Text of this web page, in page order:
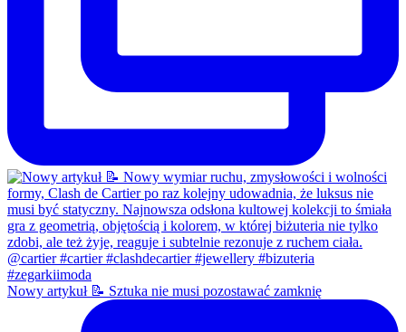
Nowy artykuł 📝 Sztuka nie musi pozostawać zamknię